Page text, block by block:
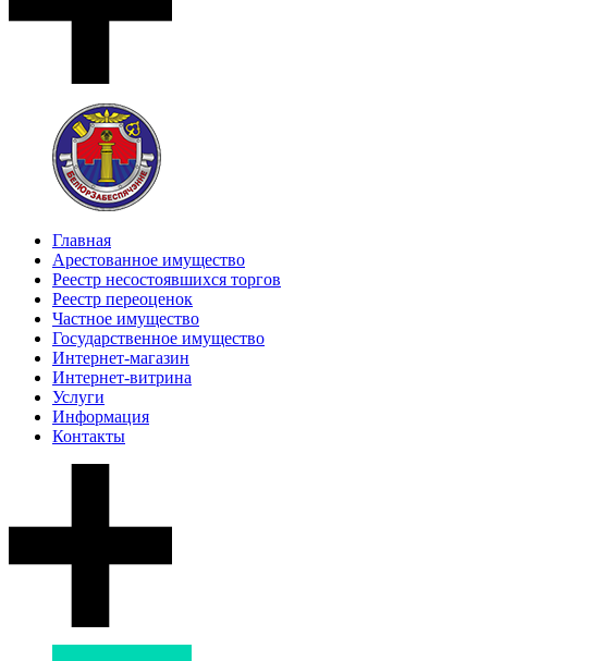
Главная
Арестованное имущество
Реестр несостоявшихся торгов
Реестр переоценок
Частное имущество
Государственное имущество
Интернет-магазин
Интернет-витрина
Услуги
Информация
Контакты